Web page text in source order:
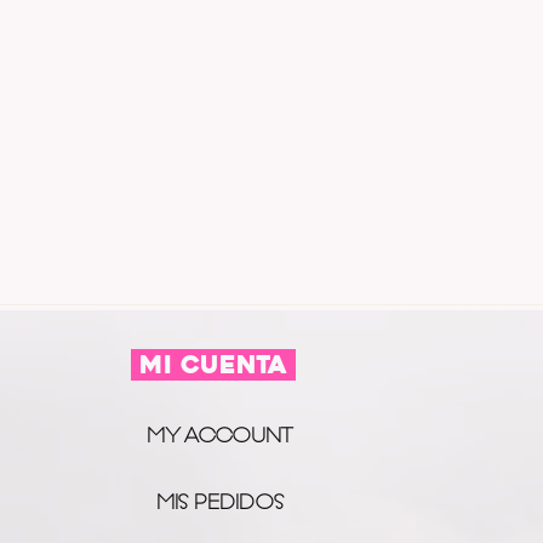
MI CUENTA
MY ACCOUNT
MIS PEDIDOS